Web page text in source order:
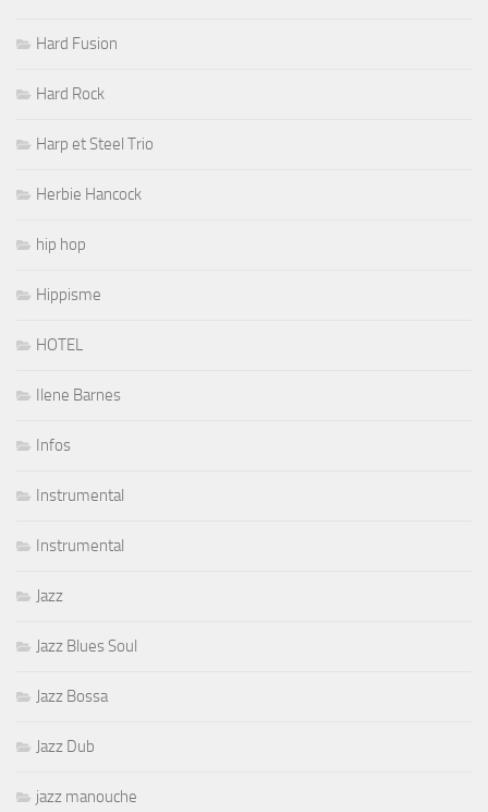
Hard Fusion
Hard Rock
Harp et Steel Trio
Herbie Hancock
hip hop
Hippisme
HOTEL
Ilene Barnes
Infos
Instrumental
Instrumental
Jazz
Jazz Blues Soul
Jazz Bossa
Jazz Dub
jazz manouche